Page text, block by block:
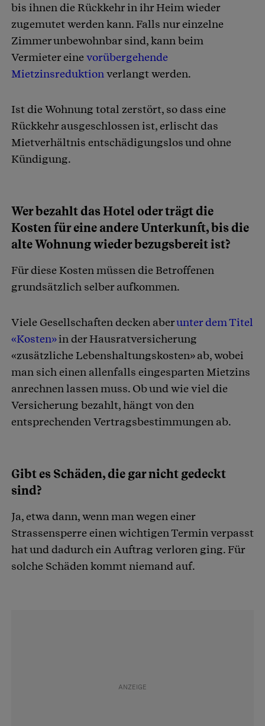
bis ihnen die Rückkehr in ihr Heim wieder
zugemutet werden kann. Falls nur einzelne
Zimmer unbewohnbar sind, kann beim
Vermieter einevorübergehende
Mietzinsreduktionverlangt werden.
Ist die Wohnung total zerstört, so dass eine
Rückkehr ausgeschlossen ist, erlischt das
Mietverhältnis entschädigungslos und ohne
Kündigung.
Wer bezahlt das Hotel oder trägt die
Kosten für eine andere Unterkunft, bis die
alte Wohnung wieder bezugsbereit ist?
Für diese Kosten müssen die Betroffenen
grundsätzlich selber aufkommen.
Viele Gesellschaften decken aberunter dem Titel
«Kosten»in der Hausratversicherung
«zusätzliche Lebenshaltungskosten» ab, wobei
man sich einen allenfalls eingesparten Mietzins
anrechnen lassen muss. Ob und wie viel die
Versicherung bezahlt, hängt von den
entsprechenden Vertragsbestimmungen ab.
Gibt es Schäden, die gar nicht gedeckt
sind?
Ja, etwa dann, wenn man wegen einer
Strassensperre einen wichtigen Termin verpasst
hat und dadurch ein Auftrag verloren ging. Für
solche Schäden kommt niemand auf.